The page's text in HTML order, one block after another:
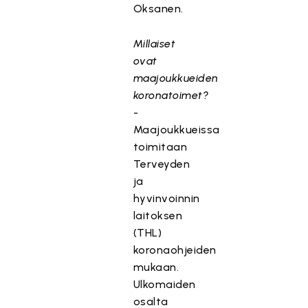
Oksanen.
Millaiset
ovat
maajoukkueiden
koronatoimet?
-
Maajoukkueissa
toimitaan
Terveyden
ja
hyvinvoinnin
laitoksen
(THL)
koronaohjeiden
mukaan.
Ulkomaiden
osalta